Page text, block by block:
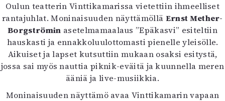
4/2026
2–3/2026
1/2026
6/2025
5/2025 saame
5/2025
Oulun teatterin Vinttikamarissa vietettiin ihmeelliset
rantajuhlat. Moninaisuuden näyttämöllä Ernst Mether-
Borgströmin asetelmamaalaus ”Epäkasvi” esiteltiin
hauskasti ja ennakkoluulottomasti pienelle yleisölle.
Aikuiset ja lapset kutsuttiin mukaan osaksi esitystä,
jossa sai myös nauttia piknik-eväitä ja kuunnella meren
ääniä ja live-musiikkia.
Moninaisuuden näyttämö avaa Vinttikamarin vapaan